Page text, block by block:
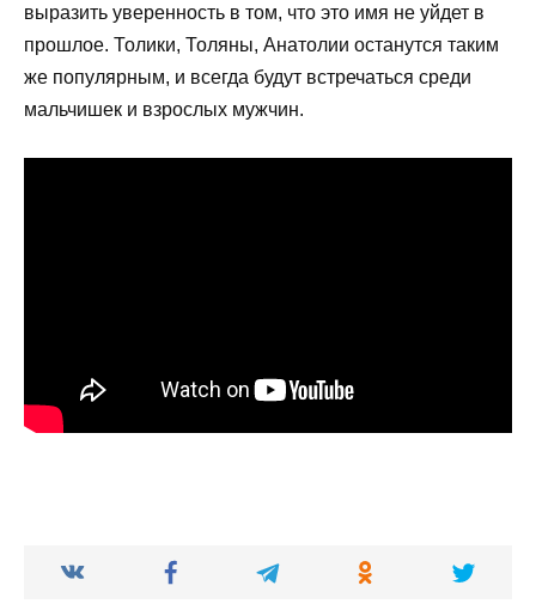
выразить уверенность в том, что это имя не уйдет в
прошлое. Толики, Толяны, Анатолии останутся таким
же популярным, и всегда будут встречаться среди
мальчишек и взрослых мужчин.